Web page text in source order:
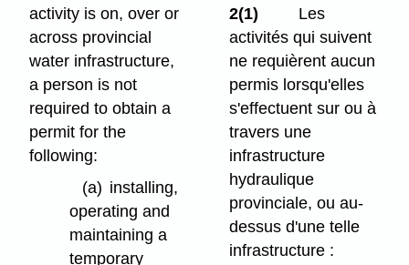
activity is on, over or
across provincial
water infrastructure,
a person is not
required to obtain a
permit for the
following:
(a) installing,
operating and
maintaining a
temporary
2(1)
Les
activités qui suivent
ne requièrent aucun
permis lorsqu'elles
s'effectuent sur ou à
travers une
infrastructure
hydraulique
provinciale, ou au-
dessus d'une telle
infrastructure :